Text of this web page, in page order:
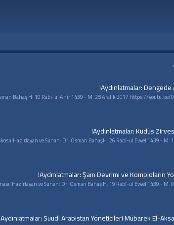
Aydınlatmalar: Dengede
Aydınlatmalar: Kudüs
Aydınlatmalar: Şam Devrimi ve Komploların
Aydınlatmalar: Suudi Arabistan Yöneticileri Mübarek El-